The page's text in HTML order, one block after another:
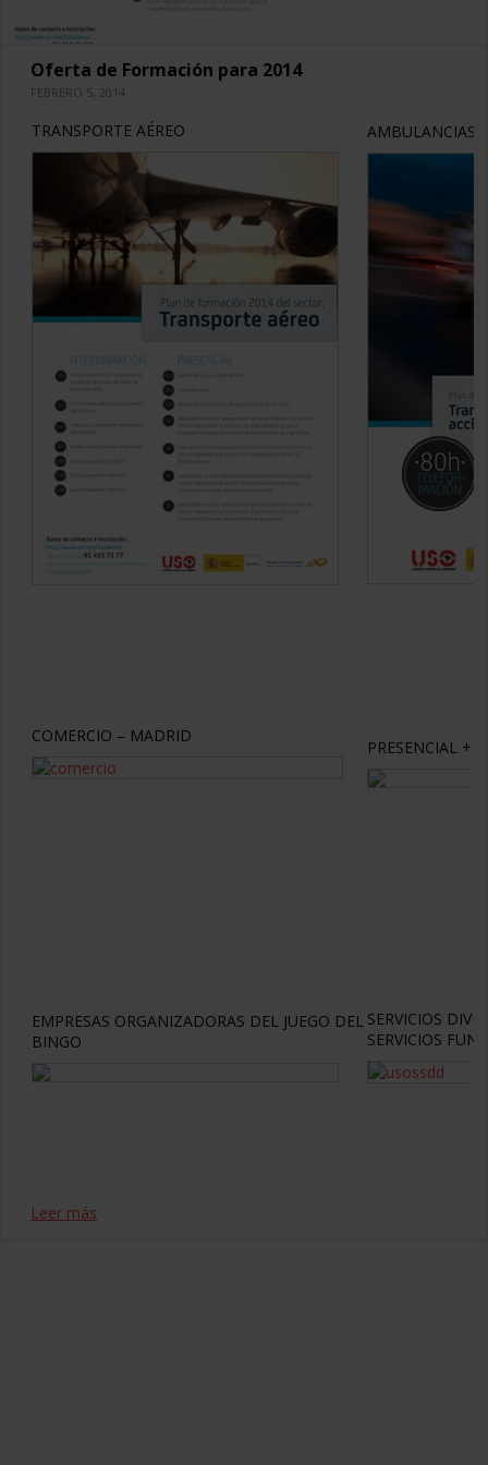
Oferta de Formación para 2014
FEBRERO 5, 2014
TRANSPORTE AÉREO AMBULANCIAS
COMERCIO – MADRID
PRESENCIAL +
EMPRESAS ORGANIZADORAS DEL JUEGO DEL
BINGO
SERVICIOS
SERVICIOS
Leer más